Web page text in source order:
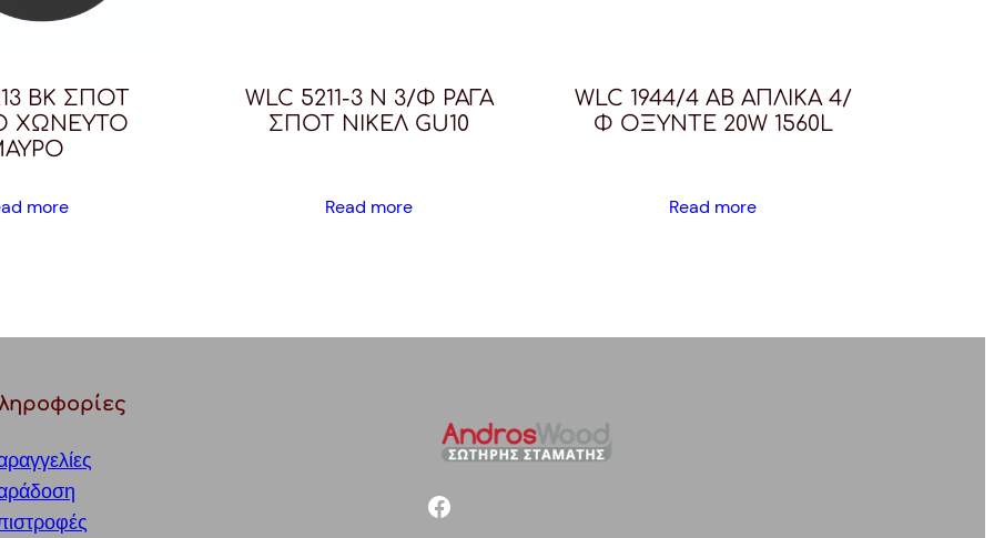
BK ΣΠΟΤ
ΧΩΝΕΥΤΟ
more
WLC 5211-3 N 3/Φ ΡΑΓΑ
ΣΠΟΤ ΝΙΚΕΛ GU10
Read more
WLC 1944/4 AB ΑΠΛΙΚΑ 4/
Φ ΟΞΥΝΤΕ 20W 1560L
Read more
facebook